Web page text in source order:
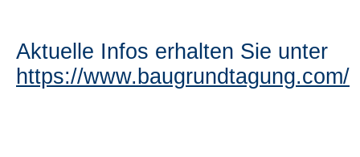
Aktuelle Infos erhalten Sie unter
https://www.baugrundtagung.com/